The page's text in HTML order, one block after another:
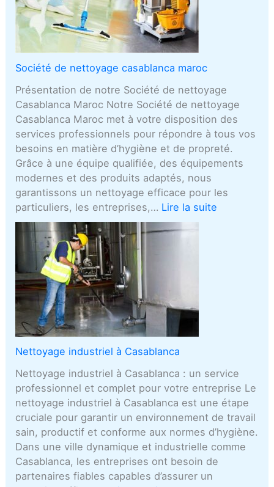
Société de nettoyage casablanca maroc
Présentation de notre Société de nettoyage
Casablanca Maroc Notre Société de nettoyage
Casablanca Maroc met à votre disposition des
services professionnels pour répondre à tous vos
besoins en matière d’hygiène et de propreté.
Grâce à une équipe qualifiée, des équipements
modernes et des produits adaptés, nous
garantissons un nettoyage efficace pour les
particuliers, les entreprises,… Lire la suite
Nettoyage industriel à Casablanca
Nettoyage industriel à Casablanca : un service
professionnel et complet pour votre entreprise Le
nettoyage industriel à Casablanca est une étape
cruciale pour garantir un environnement de travail
sain, productif et conforme aux normes d’hygiène.
Dans une ville dynamique et industrielle comme
Casablanca, les entreprises ont besoin de
partenaires fiables capables d’assurer un